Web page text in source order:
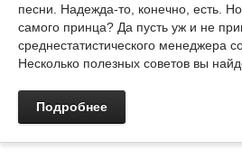
песни. Надежда-то, конечно, есть. Но
самого принца? Да пусть уж и не
среднестатистического менеджера
Несколько полезных советов вы
Подробнее